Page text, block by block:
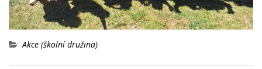
Akce (školní družina)